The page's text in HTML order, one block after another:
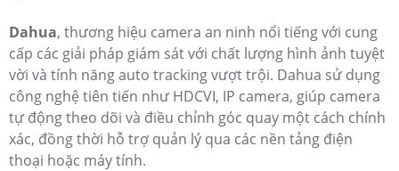
Dahua, thương hiệu camera an ninh nổi tiếng với cung
cấp các giải pháp giám sát với chất lượng hình ảnh tuyệt
vời và tính năng auto tracking vượt trội. Dahua sử dụng
công nghệ tiên tiến như HDCVI, IP camera, giúp camera
tự động theo dõi và điều chỉnh góc quay một cách chính
xác, đồng thời hỗ trợ quản lý qua các nền tảng điện
thoại hoặc máy tính.